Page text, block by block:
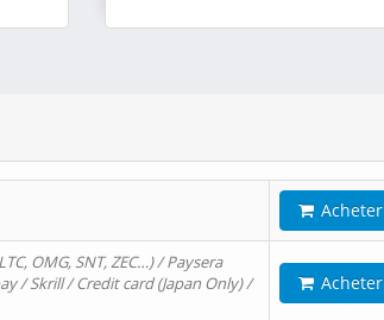
OMG, SNT, ZEC…) / Paysera
/ Skrill / Credit card (Japan Only) /